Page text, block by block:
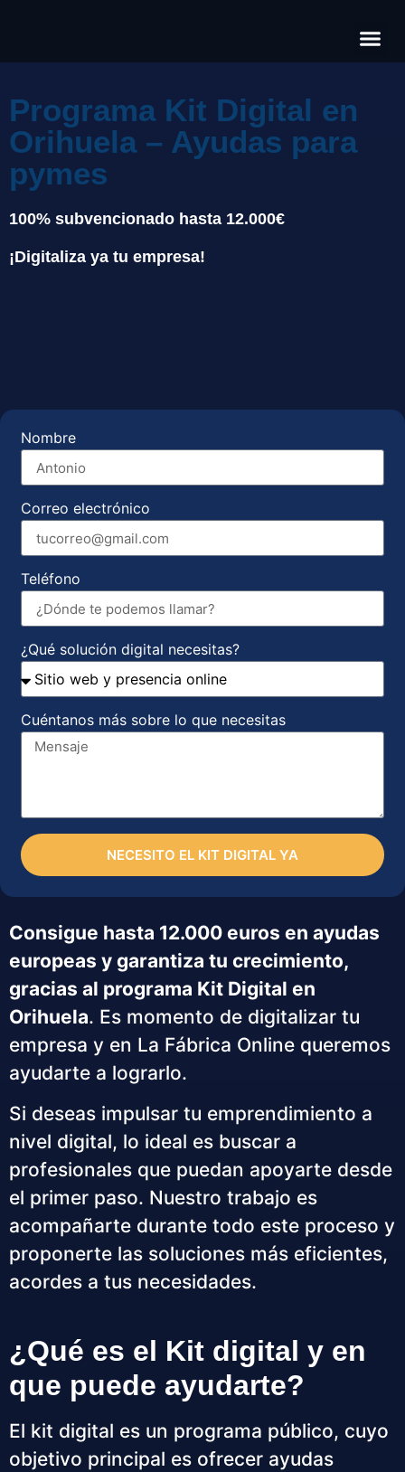
Programa Kit Digital en
Orihuela – Ayudas para
pymes
100% subvencionado hasta 12.000€
¡Digitaliza ya tu empresa!
Nombre
Correo electrónico
Teléfono
¿Qué solución digital necesitas?
Cuéntanos más sobre lo que necesitas
NECESITO EL KIT DIGITAL YA
Consigue hasta 12.000 euros en ayudas
europeas y garantiza tu crecimiento,
gracias al programa Kit Digital en
Orihuela. Es momento de digitalizar tu
empresa y en La Fábrica Online queremos
ayudarte a lograrlo.
Si deseas impulsar tu emprendimiento a
nivel digital, lo ideal es buscar a
profesionales que puedan apoyarte desde
el primer paso. Nuestro trabajo es
acompañarte durante todo este proceso y
proponerte las soluciones más eficientes,
acordes a tus necesidades.
¿Qué es el Kit digital y en
que puede ayudarte?
El kit digital es un programa público, cuyo
objetivo principal es ofrecer ayudas